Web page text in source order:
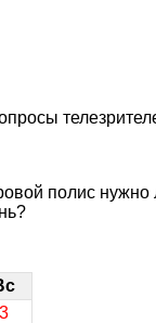
полис нужно
3